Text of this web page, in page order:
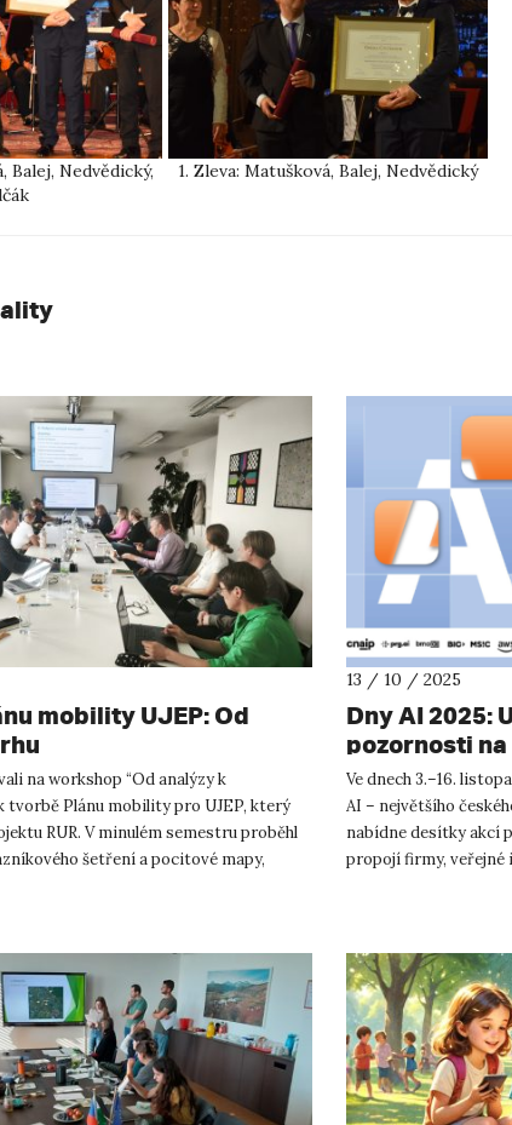
Balej, Nedvědický,
1. Zleva: Matušková, Balej, Nedvědický
mobility UJEP: Od
na workshop “Od analýzy k
tvorbě Plánu mobility pro UJEP, který
RUR. V minulém semestru proběhl
šetření a pocitové mapy,
13 / 10 / 2025
Dny AI 2025:
pozornosti
UJEP
Ve dnech 3.–16.
AI – největšího
nabídne desítky akcí
propojí firmy, veřejné